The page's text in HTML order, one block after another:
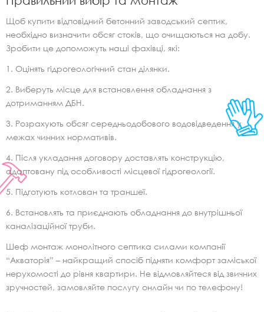
Щоб купити відповідний бетонний заводський септик,
необхідно визначити обсяг стоків, що очищаються на добу.
Зробити це допоможуть наші фахівці, які:
Оцінять гідрогеологічний стан ділянки.
Виберуть місце для встановлення обладнання з
дотриманням ДБН.
Розрахують обсяг середньодобового водовідведення у
межах чинних нормативів.
Після укладання договору доставлять конструкцію,
адаптовану під особливості місцевої гідрогеології.
Підготують котлован та траншеї.
Встановлять та приєднають обладнання до внутрішньої
каналізаційної труби.
Шеф монтаж монолітного септика силами компанії
“Акваторія” – найкращий спосіб підняти комфорт заміської
нерухомості до рівня квартири. Не відмовляйтеся від звичних
зручностей, замовляйте послугу онлайн чи по телефону!